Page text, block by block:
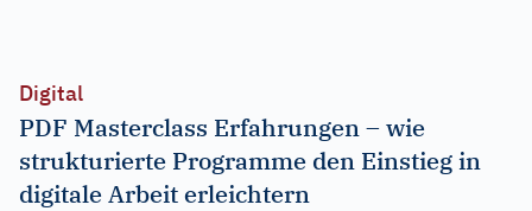
Digital
PDF Masterclass Erfahrungen – wie
strukturierte Programme den Einstieg in
digitale Arbeit erleichtern